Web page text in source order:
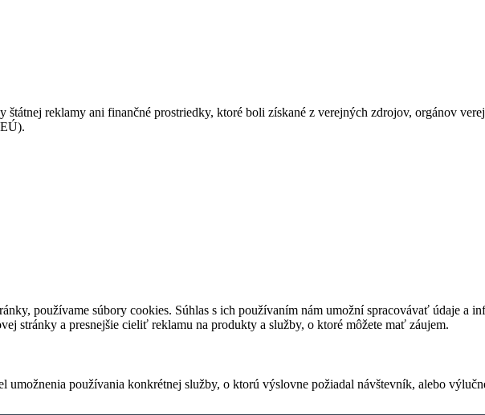
štátnej reklamy ani finančné prostriedky, ktoré boli získané z verejných zdrojov, orgánov
používame súbory cookies. Súhlas s ich používaním nám umožní spracovávať údaje a
stránky a presnejšie cieliť reklamu na produkty a služby, o ktoré môžete mať záujem.
používania konkrétnej služby, o ktorú výslovne požiadal návštevník, alebo